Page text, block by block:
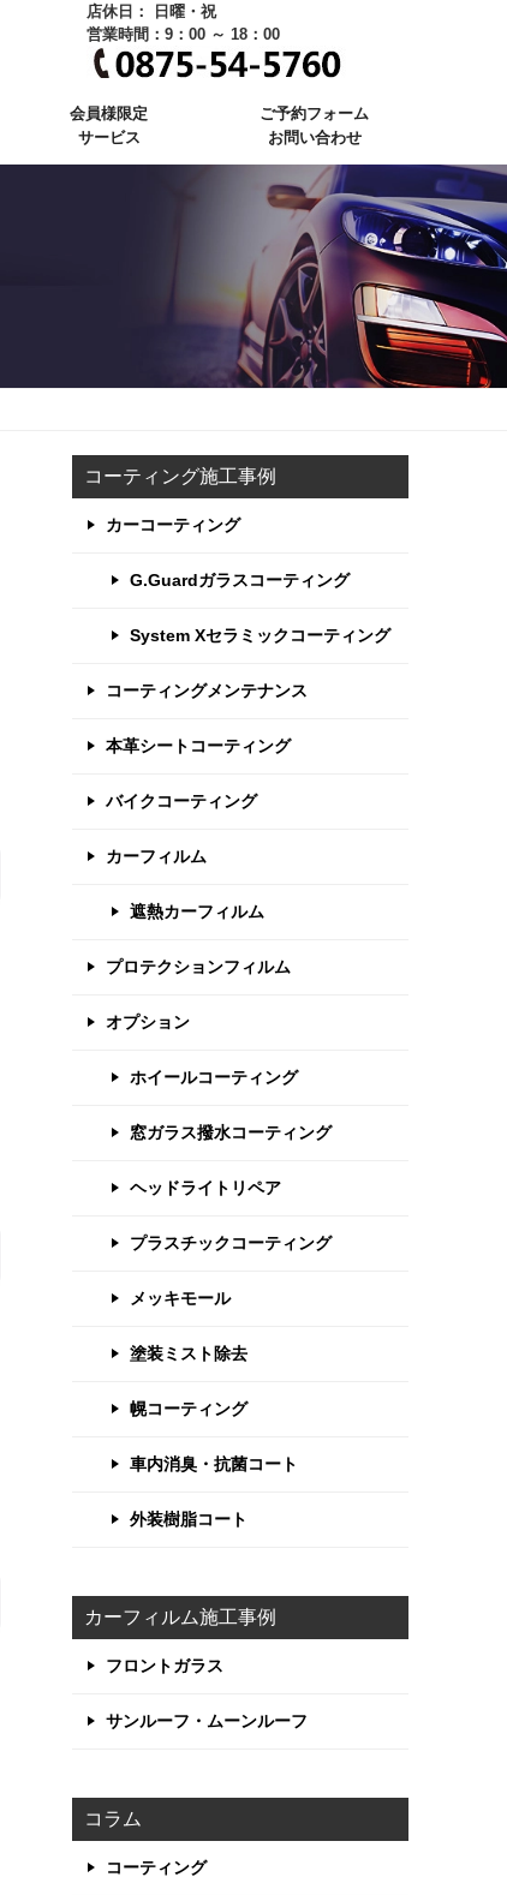
店休日： 日曜・祝
営業時間：9：00 ～ 18：00
会員様限定
サービス
ご予約フォーム
お問い合わせ
コーティング施工事例
カーコーティング
G.Guardガラスコーティング
System Xセラミックコーティング
コーティングメンテナンス
本革シートコーティング
バイクコーティング
カーフィルム
遮熱カーフィルム
プロテクションフィルム
オプション
ホイールコーティング
窓ガラス撥水コーティング
ヘッドライトリペア
プラスチックコーティング
メッキモール
塗装ミスト除去
幌コーティング
車内消臭・抗菌コート
外装樹脂コート
カーフィルム施工事例
フロントガラス
サンルーフ・ムーンルーフ
コラム
コーティング